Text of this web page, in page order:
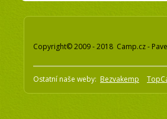
Copyright© 2009 - 2018 Camp.cz -
Ostatní naše weby: Bezvakemp